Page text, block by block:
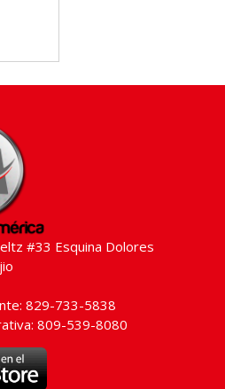
#33 Esquina Dolores
829-733-5838
809-539-8080